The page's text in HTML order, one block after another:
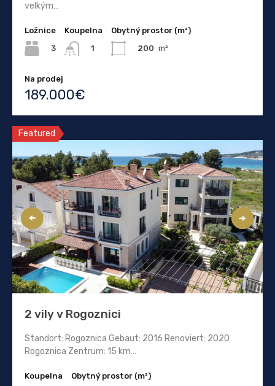
velkým…
Ložnice
3
Koupelna
1
Obytný prostor (m²)
200 m²
Na prodej
189.000€
Featured
2 vily v Rogoznici
Standort: Rogoznica Gebaut: 2016 Renoviert: 2020
Rogoznica Zentrum: 15 km…
Koupelna
Obytný prostor (m²)